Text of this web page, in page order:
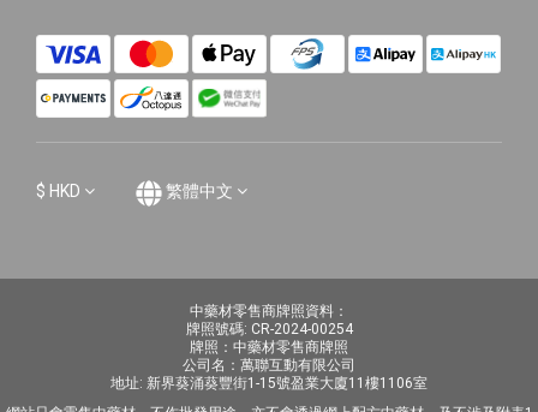
$ HKD 繁體中文
中藥材零售商牌照資料：
牌照號碼: CR-2024-00254
牌照：中藥材零售商牌照
公司名：萬聯互動有限公司
地址: 新界葵涌葵豐街1-15號盈業大廈11樓1106室